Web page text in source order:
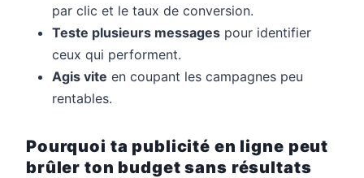
par clic et le taux de conversion.
Teste plusieurs messages pour identifier
ceux qui performent.
Agis vite en coupant les campagnes peu
rentables.
Pourquoi ta publicité en ligne peut
brûler ton budget sans résultats